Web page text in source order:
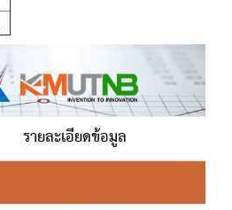
รายละเอียดข้อมูล